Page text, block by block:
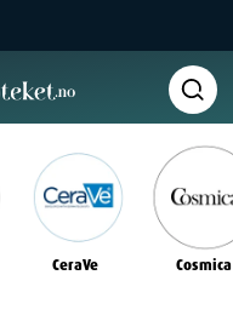
CeraVe Cosmica